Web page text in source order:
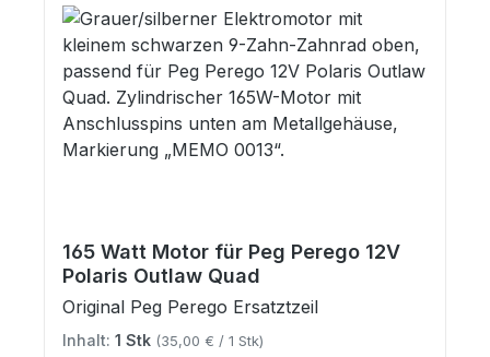
165 Watt Motor für Peg Perego 12V
Polaris Outlaw Quad
Original Peg Perego Ersatztzeil
Inhalt: 1 Stk (35,00 € / 1 Stk)